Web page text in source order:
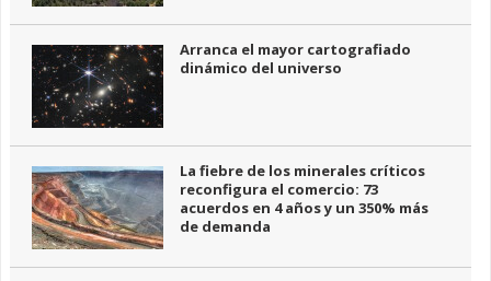
Arranca el mayor cartografiado
dinámico del universo
La fiebre de los minerales críticos
reconfigura el comercio: 73
acuerdos en 4 años y un 350% más
de demanda